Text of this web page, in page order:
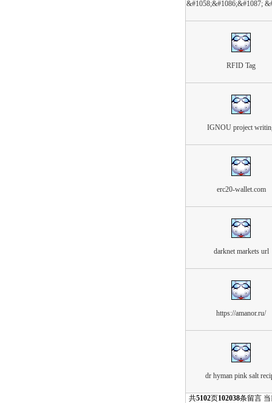
&#1058;&#1086;&#1087;
RFID Tag
IGNOU project
erc20-wallet.com
darknet markets url
https://amanor.ru/
dr hyman pink salt
共5102页102038条留言